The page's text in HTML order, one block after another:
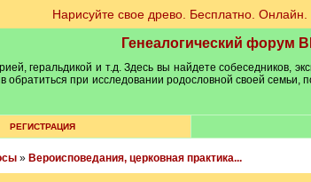
Нарисуйте свое древо. Бесплатно. Онлайн.
Генеалогический форум
геральдикой и т.д. Здесь вы найдете собеседников,
при исследовании родословной своей
РЕГИСТРАЦИЯ
» Вероисповедания, церковная практика...